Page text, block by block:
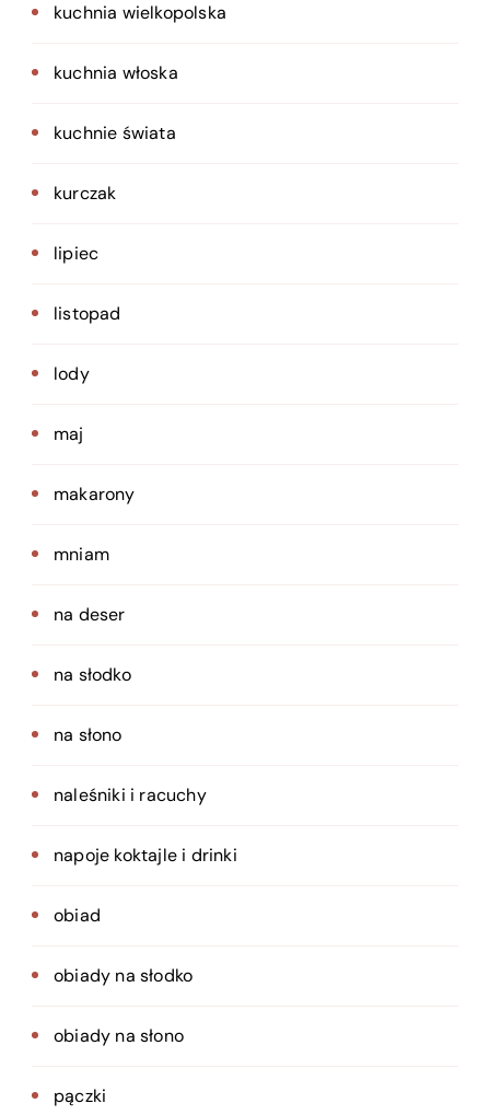
kuchnia wielkopolska
kuchnia włoska
kuchnie świata
kurczak
lipiec
listopad
lody
maj
makarony
mniam
na deser
na słodko
na słono
naleśniki i racuchy
napoje koktajle i drinki
obiad
obiady na słodko
obiady na słono
pączki